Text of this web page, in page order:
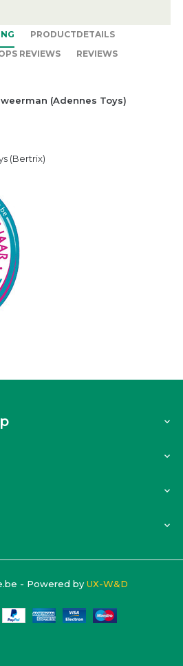
PRODUCTDETAILS
REVIEWS
REVIEWS
(Adennes Toys)
(Bertrix)




- Powered by UX-W&D